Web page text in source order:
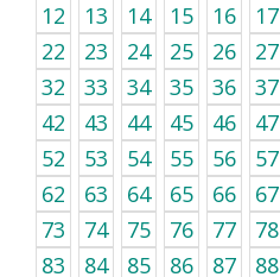
12
13 14 15 16 17
22
23 24 25 26 27
32
33 34 35 36 37
42
43 44 45 46 47
52
53 54 55 56 57
62
63 64 65 66 67
73
74 75 76 77 78
83
84 85 86 87 88